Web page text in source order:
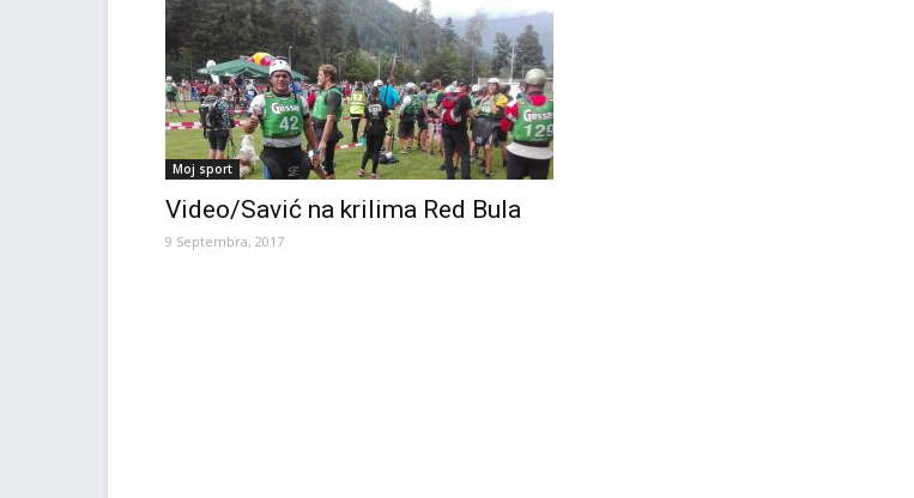
Moj sport
Video/Savić na krilima Red Bula
9 Septembra, 2017